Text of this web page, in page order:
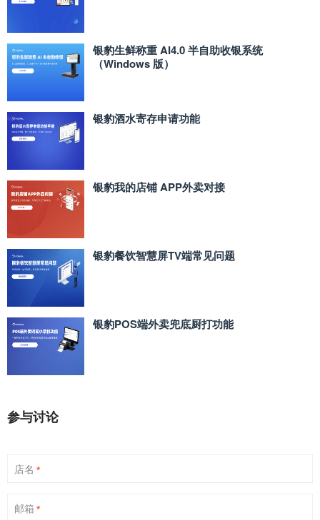
银豹生鲜称重 AI4.0 半自助收银系统
（Windows 版）
银豹酒水寄存申请功能
银豹我的店铺 APP外卖对接
银豹餐饮智慧屏TV端常见问题
银豹POS端外卖兜底厨打功能
参与讨论
店名 *
邮箱 *